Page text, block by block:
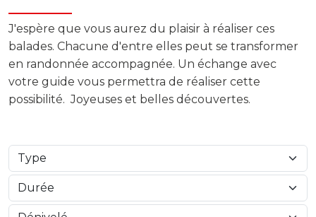
J'espère que vous aurez du plaisir à réaliser ces
balades. Chacune d'entre elles peut se transformer
en randonnée accompagnée. Un échange avec
votre guide vous permettra de réaliser cette
possibilité. Joyeuses et belles découvertes.